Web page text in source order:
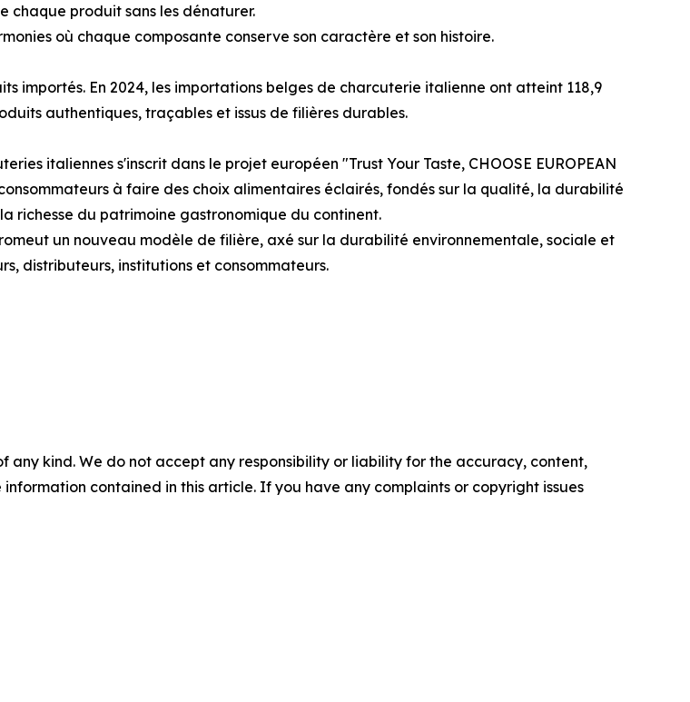
chaque produit sans les dénaturer.
où chaque composante conserve son caractère et son histoire.
importés. En 2024, les importations belges de charcuterie italienne ont atteint 118,9
authentiques, traçables et issus de filières durables.
italiennes s'inscrit dans le projet européen "Trust Your Taste, CHOOSE EUROPEAN
à faire des choix alimentaires éclairés, fondés sur la qualité, la durabilité
richesse du patrimoine gastronomique du continent.
un nouveau modèle de filière, axé sur la durabilité environnementale, sociale et
distributeurs, institutions et consommateurs.
any kind. We do not accept any responsibility or liability for the accuracy, content,
contained in this article. If you have any complaints or copyright issues